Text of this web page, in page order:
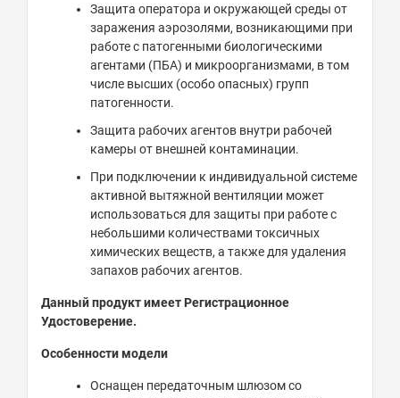
Защита оператора и окружающей среды от
заражения аэрозолями, возникающими при
работе с патогенными биологическими
агентами (ПБА) и микроорганизмами, в том
числе высших (особо опасных) групп
патогенности.
Защита рабочих агентов внутри рабочей
камеры от внешней контаминации.
При подключении к индивидуальной системе
активной вытяжной вентиляции может
использоваться для защиты при работе с
небольшими количествами токсичных
химических веществ, а также для удаления
запахов рабочих агентов.
Данный продукт имеет Регистрационное
Удостоверение.
Особенности модели
Оснащен передаточным шлюзом со